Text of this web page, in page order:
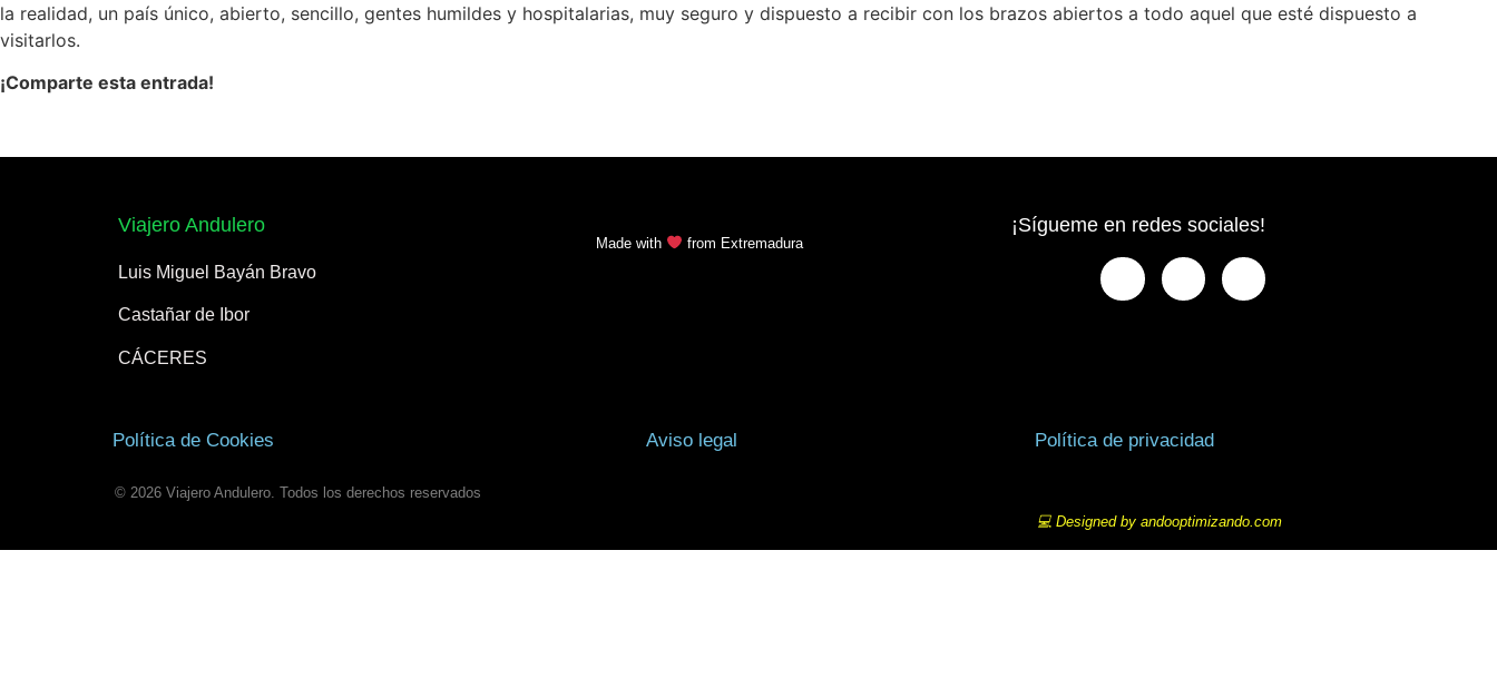
la realidad, un país único, abierto, sencillo, gentes humildes y hospitalarias, muy seguro y dispuesto a recibir con los brazos abiertos a todo aquel que esté dispuesto a
visitarlos.
¡Comparte esta entrada!
Viajero Andulero
Luis Miguel Bayán Bravo
Castañar de Ibor
CÁCERES
Made with from Extremadura
¡Sígueme en redes sociales!
Política de Cookies Aviso legal Política de privacidad
© 2026 Viajero Andulero. Todos los derechos reservados
💻 Designed by andooptimizando.com